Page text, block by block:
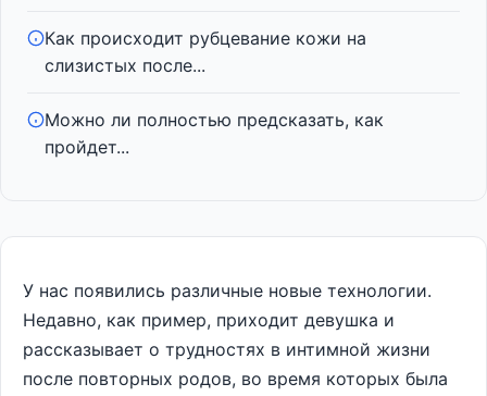
Как происходит рубцевание кожи на
слизистых после...
Можно ли полностью предсказать, как
пройдет...
У нас появились различные новые технологии.
Недавно, как пример, приходит девушка и
рассказывает о трудностях в интимной жизни
после повторных родов, во время которых была